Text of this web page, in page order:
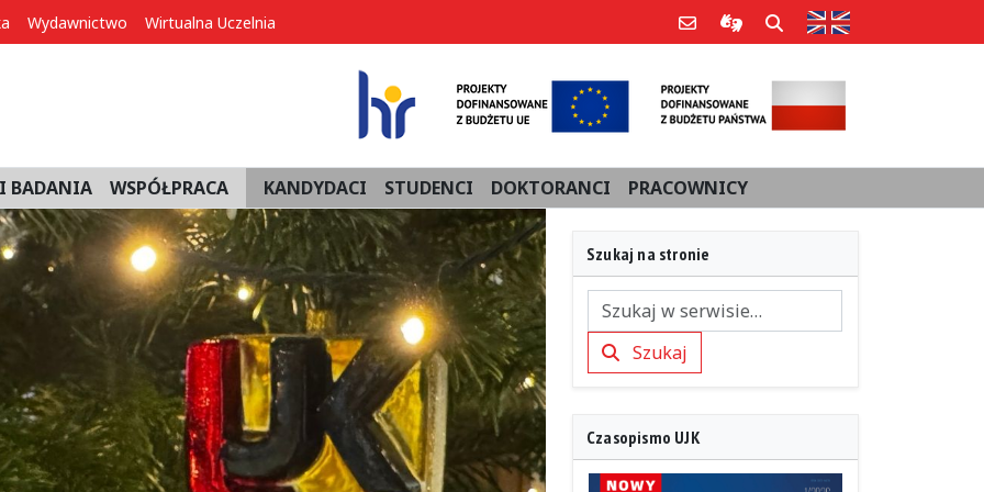
Wydawnictwo Wirtualna Uczelnia Poczta e-mailInformacje dla użytkowników
Szukaj Strona w języku
BADANIA WSPÓŁPRACA KANDYDACI STUDENCI DOKTORANCI PRACOWNICY
Szukaj na stronie
SzukajSzukaj
Czasopismo UJK